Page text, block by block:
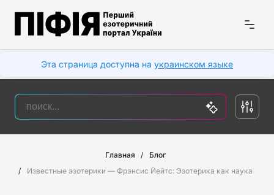
Эта страница доступна на украинском языке
Главная
Блог
Известные эзотерики — Фрэнсис Йейтс: Эзотерика как наука